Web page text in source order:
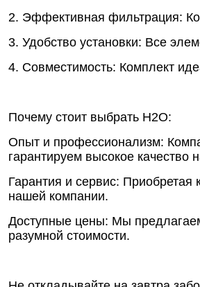
2. Эффективная фильтрация:
3. Удобство установки: Все
4. Совместимость: Комплект
Почему стоит выбрать Н2О:
Опыт и профессионализм:
гарантируем высокое качество
Гарантия и сервис: Приобретая
нашей компании.
Доступные цены: Мы
разумной стоимости.